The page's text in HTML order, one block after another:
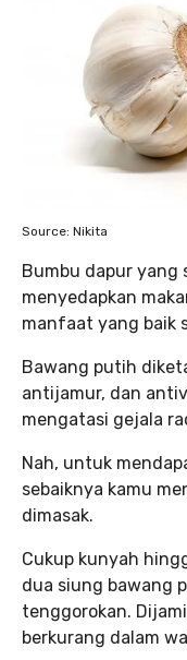
Source: Nikita
Bumbu dapur yang
menyedapkan
manfaat yang baik
Bawang putih
antijamur, dan
mengatasi gejala
Nah, untuk
sebaiknya kamu
dimasak.
Cukup kunyah
dua siung bawang
tenggorokan.
berkurang dalam